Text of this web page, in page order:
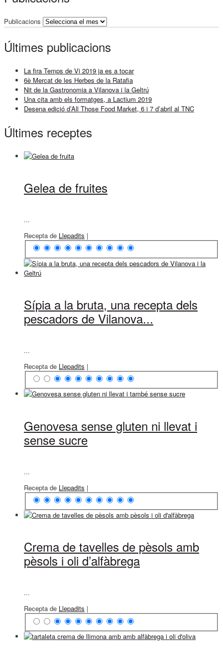
Publicacions
Últimes publicacions
La fira Temps de Vi 2019 ja es a tocar
6è Mercat de les Herbes de la Ratafia
Nit de la Gastronomia a Vilanova i la Geltrú
Una cita amb els formatges, a Lactium 2019
Desena edició d’All Those Food Market, 6 i 7 d’abril al TNC
Últimes receptes
Gelea de fruites
...
Recepta de Llepadits |
Sípia a la bruta, una recepta dels
pescadors de Vilanova...
...
Recepta de Llepadits |
Genovesa sense gluten ni llevat i
sense sucre
...
Recepta de Llepadits |
Crema de tavelles de pèsols amb
pèsols i oli d’alfàbrega
...
Recepta de Llepadits |